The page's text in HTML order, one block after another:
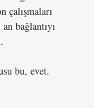
çalışmaları
bağlantıyı
bu, evet.